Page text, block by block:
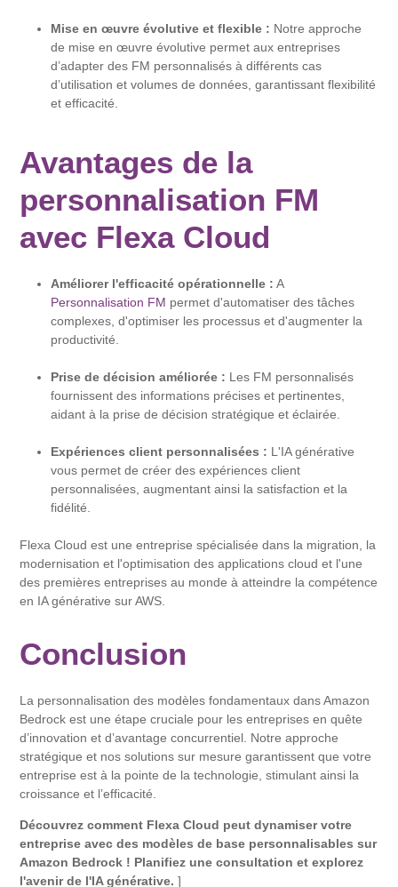
Mise en œuvre évolutive et flexible : Notre approche
de mise en œuvre évolutive permet aux entreprises
d’adapter des FM personnalisés à différents cas
d’utilisation et volumes de données, garantissant flexibilité
et efficacité.
Avantages de la
personnalisation FM
avec Flexa Cloud
Améliorer l'efficacité opérationnelle : A
Personnalisation FM permet d'automatiser des tâches
complexes, d'optimiser les processus et d'augmenter la
productivité.
Prise de décision améliorée : Les FM personnalisés
fournissent des informations précises et pertinentes,
aidant à la prise de décision stratégique et éclairée.
Expériences client personnalisées : L'IA générative
vous permet de créer des expériences client
personnalisées, augmentant ainsi la satisfaction et la
fidélité.
Flexa Cloud est une entreprise spécialisée dans la migration, la
modernisation et l'optimisation des applications cloud et l'une
des premières entreprises au monde à atteindre la compétence
en IA générative sur AWS.
Conclusion
La personnalisation des modèles fondamentaux dans Amazon
Bedrock est une étape cruciale pour les entreprises en quête
d’innovation et d’avantage concurrentiel. Notre approche
stratégique et nos solutions sur mesure garantissent que votre
entreprise est à la pointe de la technologie, stimulant ainsi la
croissance et l’efficacité.
Découvrez comment Flexa Cloud peut dynamiser votre
entreprise avec des modèles de base personnalisables sur
Amazon Bedrock ! Planifiez une consultation et explorez
l'avenir de l'IA générative. ]